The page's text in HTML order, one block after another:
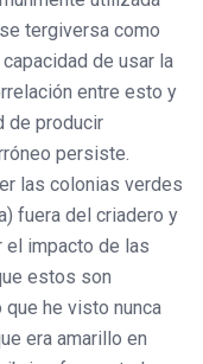
tergiversa como
de usar la
entre esto y
de producir
persiste.
las colonias verdes
fuera del criadero y
el impacto de las
estos son
he visto nunca
era amarillo en